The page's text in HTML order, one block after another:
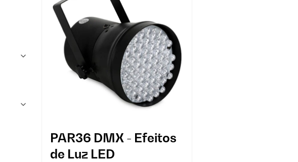
PAR36 DMX - Efeitos
de Luz LED